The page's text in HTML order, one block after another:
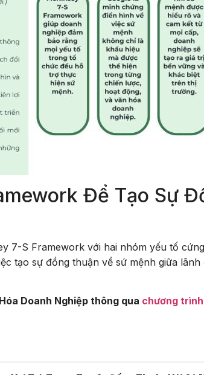
Để Tạo Sự
7-S Framework với hai nhóm yếu tố
tạo sự đồng thuận về sứ mệnh giữa lãnh
Doanh Nghiệp thông qua chương